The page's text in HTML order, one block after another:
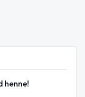
henne!